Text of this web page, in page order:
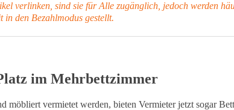
verlinken, sind sie für Alle zugänglich, jedoch werden
in den Bezahlmodus gestellt.
im Mehrbettzimmer
möbliert vermietet werden, bieten Vermieter jetzt sogar